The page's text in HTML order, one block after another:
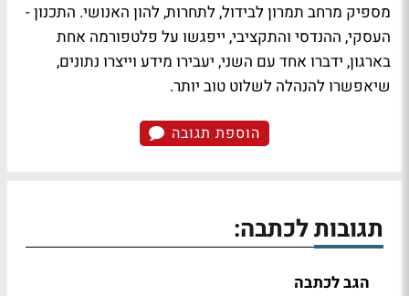
מספיק מרחב תמרון לבידול, לתחרות, להון האנושי. התכנון -
העסקי, ההנדסי והתקציבי, ייפגשו על פלטפורמה אחת
בארגון, ידברו אחד עם השני, יעבירו מידע וייצרו נתונים,
שיאפשרו להנהלה לשלוט טוב יותר.
הוספת תגובה
תגובות לכתבה:
הגב לכתבה